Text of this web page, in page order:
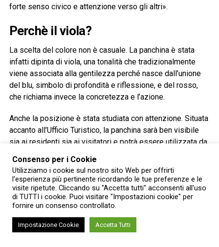
forte senso civico e attenzione verso gli altri».
Perchè il viola?
La scelta del colore non è casuale. La panchina è stata
infatti dipinta di viola, una tonalità che tradizionalmente
viene associata alla gentilezza perché nasce dall’unione
del blu, simbolo di profondità e riflessione, e del rosso,
che richiama invece la concretezza e l’azione.
Anche la posizione è stata studiata con attenzione. Situata
accanto all’Ufficio Turistico, la panchina sarà ben visibile
sia ai residenti sia ai visitatori e potrà essere utilizzata da
nell’area in attesa di informazioni e materiale
promozionale sul territorio.
L’inaugurazione si è conclusa con un momento conviviale
e un buffet offerto dal Comune, occasione per celebrare il
lavoro svolto dai bambini durante l’anno scolastico.
Consenso per i Cookie
Utilizziamo i cookie sul nostro sito Web per offrirti
l'esperienza più pertinente ricordando le tue preferenze e le
visite ripetute. Cliccando su "Accetta tutti" acconsenti all'uso
di TUTTI i cookie. Puoi visitare "Impostazioni cookie" per
fornire un consenso controllato.
Impostazione Cookie Accetta Tutti